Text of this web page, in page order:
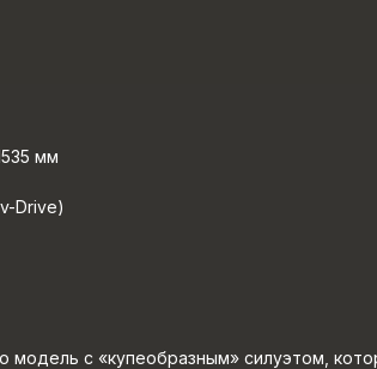
мм
Drive)
модель с «купеобразным» силуэтом,